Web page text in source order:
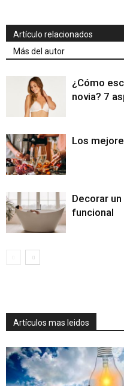
Artículo relacionados
Más del autor
¿Cómo
novia? 7
Los
Decorar
funcional
Artículos mas leidos